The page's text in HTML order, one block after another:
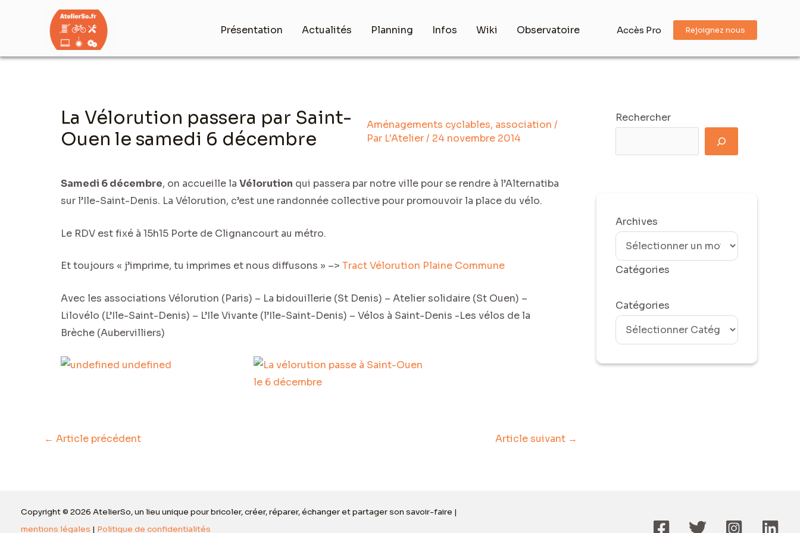
Présentation Actualités Planning Infos Wiki Observatoire Accès Pro Rejoignez nous
La Vélorution passera par Saint-
Ouen le samedi 6 décembre
Aménagements cyclables, association /
Par L'Atelier/ 24 novembre 2014
Samedi 6 décembre, on accueille la Vélorution qui passera par notre ville pour se rendre à l’Alternatiba
sur l’Ile-Saint-Denis. La Vélorution, c’est une randonnée collective pour promouvoir la place du vélo.
Le RDV est fixé à 15h15 Porte de Clignancourt au métro.
Et toujours « j’imprime, tu imprimes et nous diffusons » –> Tract Vélorution Plaine Commune
Avec les associations Vélorution (Paris) – La bidouillerie (St Denis) – Atelier solidaire (St Ouen) –
Lilovélo (L’Ile-Saint-Denis) – L’Ile Vivante (l’Ile-Saint-Denis) – Vélos à Saint-Denis -Les vélos de la
Brèche (Aubervilliers)
articles
← Article précédent Article suivant →
Rechercher
Archives
Catégories
Catégories
Copyright © 2026 AtelierSo, un lieu unique pour bricoler, créer, réparer, échanger et partager son savoir-faire |
mentions légales | Politique de confidentialités